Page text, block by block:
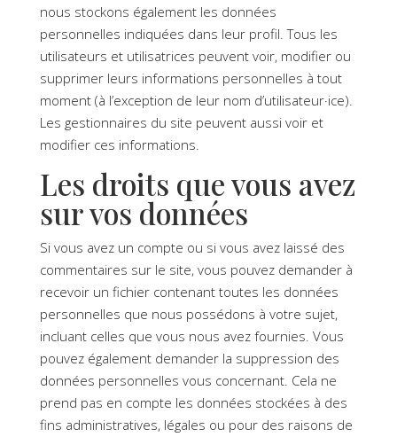
nous stockons également les données
personnelles indiquées dans leur profil. Tous les
utilisateurs et utilisatrices peuvent voir, modifier ou
supprimer leurs informations personnelles à tout
moment (à l’exception de leur nom d’utilisateur·ice).
Les gestionnaires du site peuvent aussi voir et
modifier ces informations.
Les droits que vous avez
sur vos données
Si vous avez un compte ou si vous avez laissé des
commentaires sur le site, vous pouvez demander à
recevoir un fichier contenant toutes les données
personnelles que nous possédons à votre sujet,
incluant celles que vous nous avez fournies. Vous
pouvez également demander la suppression des
données personnelles vous concernant. Cela ne
prend pas en compte les données stockées à des
fins administratives, légales ou pour des raisons de